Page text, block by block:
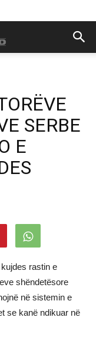
SERBE
E
rastin e
shëndetësore
në sistemin e
se kanë ndikuar në